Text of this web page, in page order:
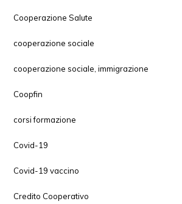
Cooperazione Salute
cooperazione sociale
cooperazione sociale, immigrazione
Coopfin
corsi formazione
Covid-19
Covid-19 vaccino
Credito Cooperativo